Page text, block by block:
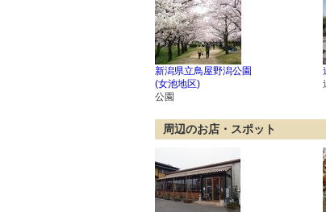
新潟県立鳥屋野潟公園
(女池地区)
公園
周辺のお店・スポット